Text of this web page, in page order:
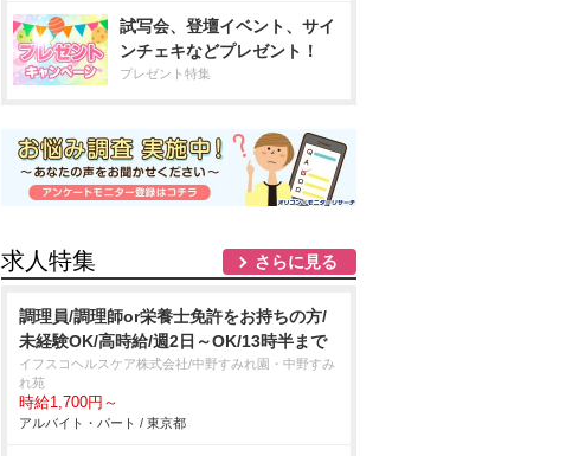
試写会、登壇イベント、サイ
ンチェキなどプレゼント！
プレゼント特集
求人特集 さらに見る
調理員/調理師or栄養士免許をお持ちの方/
未経験OK/高時給/週2日～OK/13時半まで
イフスコヘルスケア株式会社/中野すみれ園・中野すみ
れ苑
時給1,700円～
アルバイト・パート / 東京都